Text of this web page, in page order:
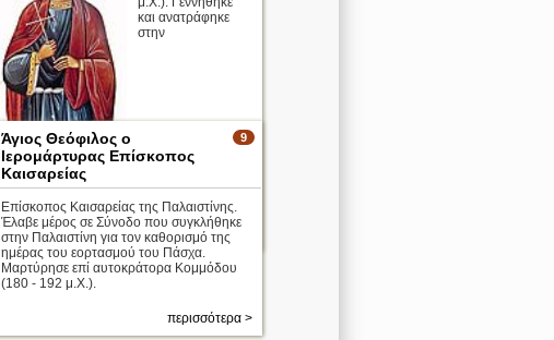
και ανατράφηκε
στην
Κωνσταντινούπολη. Έγινε στρατηγός και
τοποθετήθηκε στο «θέμα» των
Κιβυραιωτώ ...
Απολυτίκιο
περισσότερα >
9
Άγιος Θεόφιλος ο
Ιερομάρτυρας Επίσκοπος
Καισαρείας
Επίσκοπος Καισαρείας της Παλαιστίνης.
Έλαβε μέρος σε Σύνοδο που συγκλήθηκε
στην Παλαιστίνη για τον καθορισμό της
ημέρας του εορτασμού του Πάσχα.
Μαρτύρησε επί αυτοκράτορα Κομμόδου
(180 - 192 μ.Χ.).
περισσότερα >